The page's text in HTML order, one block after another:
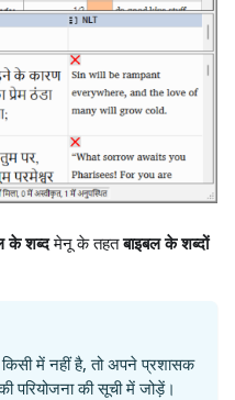
के शब्दमेनू के तहतबाइबल के शब्दों
किसी में नहीं है, तो अपने प्रशासक
परियोजना की सूची में जोड़ें।